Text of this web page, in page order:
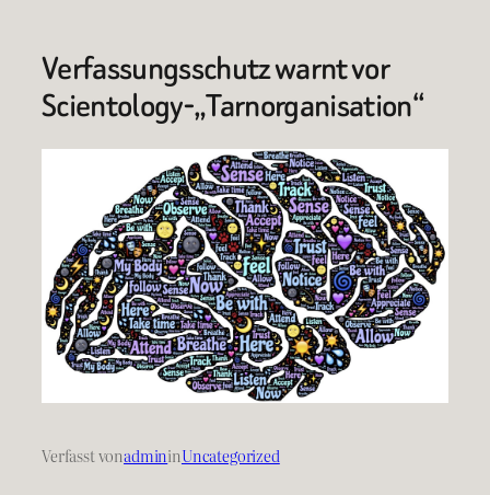
Verfassungsschutz warnt vor
Scientology-„Tarnorganisation“
Verfasst vonadmininUncategorized